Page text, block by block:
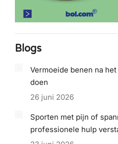
Blogs
Vermoeide benen na
doen
26 juni 2026
Sporten met pijn of
professionele hulp